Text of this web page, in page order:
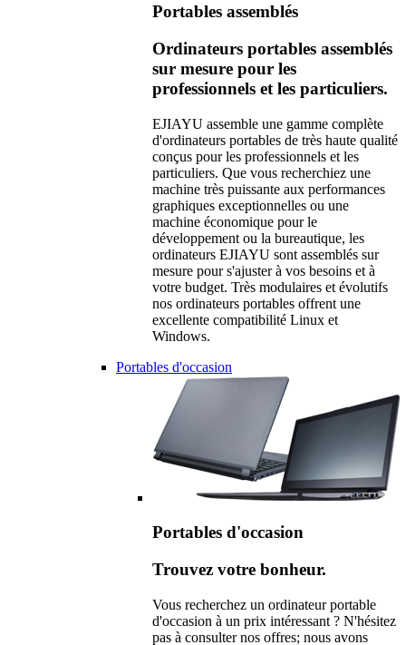
Portables assemblés
Ordinateurs portables assemblés
sur mesure pour les
professionnels et les particuliers.
EJIAYU assemble une gamme complète
d'ordinateurs portables de très haute qualité
conçus pour les professionnels et les
particuliers. Que vous recherchiez une
machine très puissante aux performances
graphiques exceptionnelles ou une
machine économique pour le
développement ou la bureautique, les
ordinateurs EJIAYU sont assemblés sur
mesure pour s'ajuster à vos besoins et à
votre budget. Très modulaires et évolutifs
nos ordinateurs portables offrent une
excellente compatibilité Linux et
Windows.
Portables d'occasion
Portables d'occasion
Trouvez votre bonheur.
Vous recherchez un ordinateur portable
d'occasion à un prix intéressant ? N'hésitez
pas à consulter nos offres; nous avons